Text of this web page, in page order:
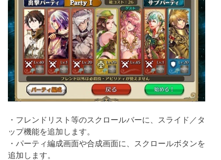
・フレンドリスト等のスクロールバーに、スライド／タ
ップ機能を追加します。
・パーティ編成画面や合成画面に、スクロールボタンを
追加します。